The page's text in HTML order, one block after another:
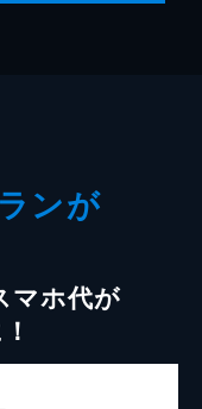
ンが
マホ代が